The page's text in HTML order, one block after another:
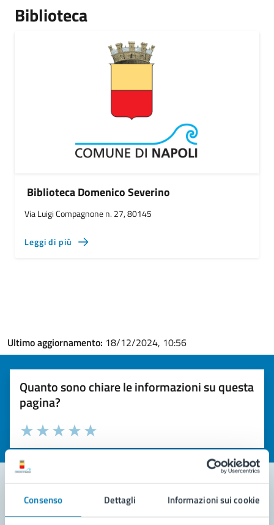
Consenso Dettagli Informazioni sui cookie
Biblioteca
Biblioteca Domenico Severino
Via Luigi Compagnone n. 27, 80145
Leggi di più
Ultimo aggiornamento: 18/12/2024, 10:56
Quanto sono chiare le informazioni su questa
pagina?
Valuta la chiarezza delle informazioni (da 1 a 5 stelle)
Seleziona il numero di stelle per valutare la chiarezza delle
Valuta 5 stelle su 5
Valuta 4 stelle su 5
Valuta 3 stelle su 5
Valuta 2 stelle su 5
Valuta 1 stelle su 5
Contatta il comune